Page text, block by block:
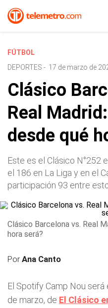
FÚTBOL
DEPORTES - 17 de marzo de
Clásico
Real
desde qué
Este es el Clásico N°252
el 186 en La Liga y en el
participación 93 entre
Clásico Barcelona vs. Real
hora será?
PorAna Canto
El Spotify Camp Nou
de marzo, de El Clásico